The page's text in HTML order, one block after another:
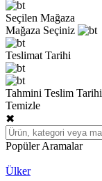
Seçilen Mağaza
Mağaza Seçiniz
Teslimat Tarihi
Tahmini Teslim Tarihi
Temizle
✖
Popüler Aramalar
Ülker